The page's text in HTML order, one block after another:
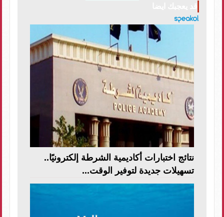
نتائج اختبارات أكاديمية الشرطة إلكترونيًا..
تسهيلات جديدة لتوفير الوقت...